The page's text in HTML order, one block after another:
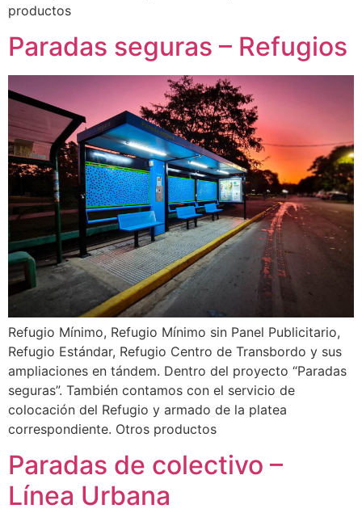
productos
Paradas seguras – Refugios
Refugio Mínimo, Refugio Mínimo sin Panel Publicitario,
Refugio Estándar, Refugio Centro de Transbordo y sus
ampliaciones en tándem. Dentro del proyecto “Paradas
seguras”. También contamos con el servicio de
colocación del Refugio y armado de la platea
correspondiente. Otros productos
Paradas de colectivo –
Línea Urbana